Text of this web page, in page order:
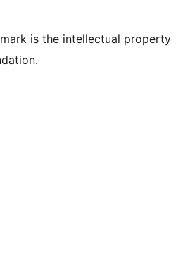
is the intellectual property